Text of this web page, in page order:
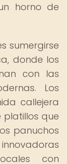
horno de
sumergirse
donde los
con las
Los
callejera
que
panuchos
con